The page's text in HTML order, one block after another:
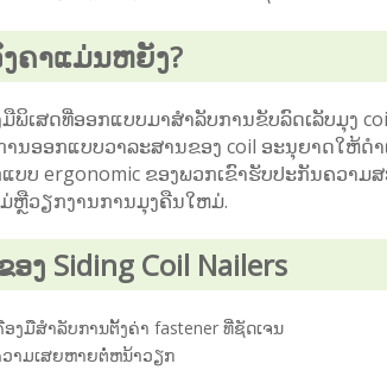
ຄາແມ່ນຫຍັງ?
ພິເສດທີ່ອອກແບບມາສໍາລັບການຂັບລົດເລັບມຸງ
ນອອກແບບວາລະສານຂອງ coil ອະນຸຍາດໃຫ້ດໍ
ບບ ergonomic ຂອງພວກເຂົາຮັບປະກັນຄວາ
ຫຼືວຽກງານການມຸງຄືນໃຫມ່.
ງ Siding Coil Nailers
ງມືສໍາລັບການຕັ້ງຄ່າ fastener ທີ່ຊັດເຈນ
ວາມເສຍຫາຍຕໍ່ຫນ້າວຽກ